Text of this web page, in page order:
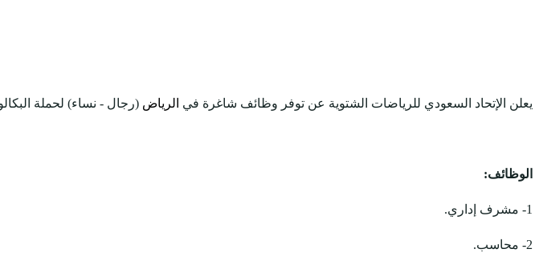
يعلن الإتحاد السعودي للرياضات الشتوية عن توفر وظائف شاغرة في الرياض (رجال - نساء) لحملة
الوظائف:
1- مشرف إداري.
2- محاسب.